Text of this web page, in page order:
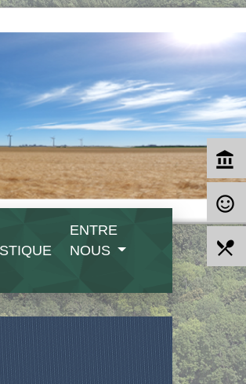
ENTRE
NOUS
account_balance
sentiment_satisfied_alt
local_dining